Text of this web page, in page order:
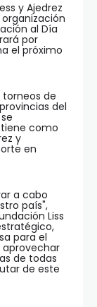
y Ajedrez
al Día
por
el próximo
de
del
como
y
en
a cabo
país",
Liss
para el
aprovechar
de todas
de este